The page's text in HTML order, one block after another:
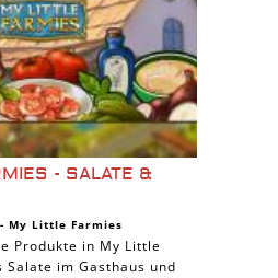
- SALATE &
- My Little Farmies
Produkte in My Little
Salate im Gasthaus und